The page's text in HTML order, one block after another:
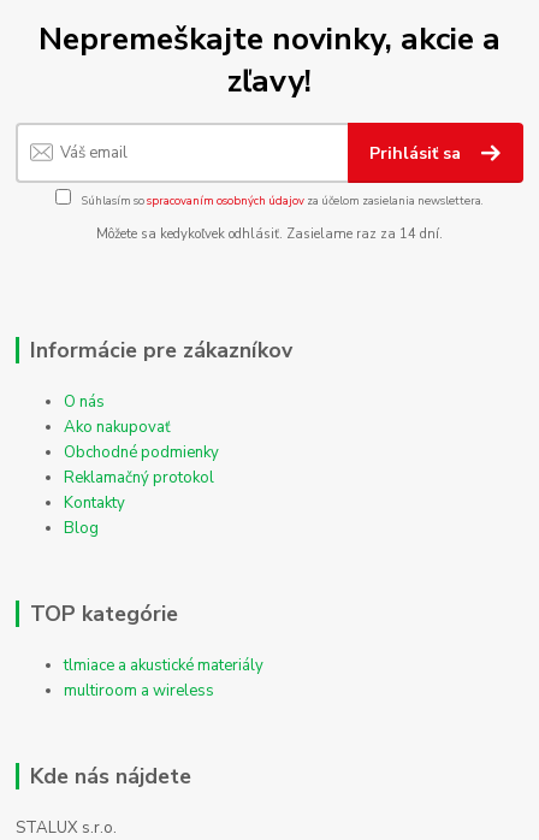
Nepremeškajte novinky, akcie a
zľavy!
Prihlásiť sa
Súhlasím sospracovaním osobných údajov za účelom zasielania newslettera.
Môžete sa kedykoľvek odhlásiť. Zasielame raz za 14 dní.
Informácie pre zákazníkov
O nás
Ako nakupovať
Obchodné podmienky
Reklamačný protokol
Kontakty
Blog
TOP kategórie
tlmiace a akustické materiály
multiroom a wireless
Kde nás nájdete
STALUX s.r.o.